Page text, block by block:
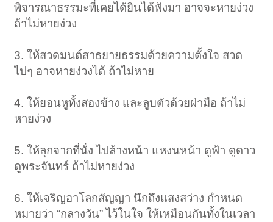
พิจารณาธรรมะที่เคยได้ยินได้ฟังมา อาจจะหายง่วง
ถ้าไม่หายง่วง
3. ให้สวดมนต์สาธยายธรรมด้วยความตั้งใจ สวด
ไปๆ อาจหายง่วงได้ ถ้าไม่หาย
4. ให้ยอนหูทั้งสองข้าง และลูบตัวด้วยฝ่ามือ ถ้าไม่
หายง่วง
5. ให้ลุกจากที่นั่ง ไปล้างหน้า แหงนหน้า ดูฟ้า ดูดาว
ดูพระจันทร์ ถ้าไม่หายง่วง
6. ให้เจริญอาโลกสัญญา นึกถึงแสงสว่าง กำหนด
หมายว่า “กลางวัน” ไว้ในใจ ให้เหมือนกันทั้งในเวลา